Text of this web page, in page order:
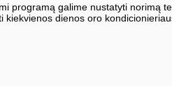
programą galime nustatyti norimą
kiekvienos dienos oro